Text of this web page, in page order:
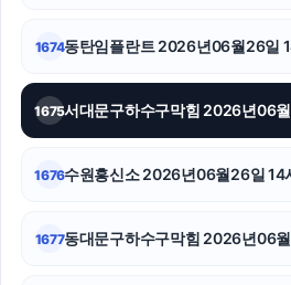
1674동탄임플란트 2026년06월26일
1675
1676수원흥신소 2026년06월26일 14
1677동대문구하수구막힘 2026년06